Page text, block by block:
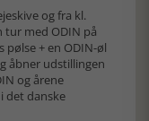
og fra kl.
tur med ODIN på
pølse + en ODIN-øl
åbner udstillingen
og årene
det danske